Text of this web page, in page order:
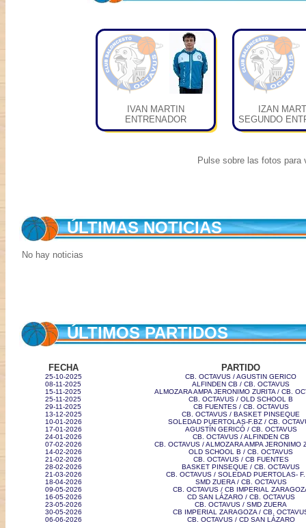
IVAN MARTIN
ENTRENADOR
IZAN
SEGUNDO
Pulse sobre las fotos para
ÚLTIMAS NOTICIAS
No hay noticias
ÚLTIMOS PARTIDOS
FECHA PARTIDO
25-10-2025
CB. OCTAVUS / AGUSTIN GERICO
08-11-2025
ALFINDEN CB / CB. OCTAVUS
15-11-2025
ALMOZARA AMPA JERONIMO ZURITA / CB.
25-11-2025
CB. OCTAVUS / OLD SCHOOL B
29-11-2025
CB FUENTES / CB. OCTAVUS
13-12-2025
CB. OCTAVUS / BASKET PINSEQUE
10-01-2026
SOLEDAD PUERTOLAS-F.BZ / CB.
17-01-2026
AGUSTÍN GERICÓ / CB. OCTAVUS
24-01-2026
CB. OCTAVUS / ALFINDEN CB
07-02-2026
CB. OCTAVUS / ALMOZARA AMPA JERONIMO
14-02-2026
OLD SCHOOL B / CB. OCTAVUS
21-02-2026
CB. OCTAVUS / CB FUENTES
28-02-2026
BASKET PINSEQUE / CB. OCTAVUS
21-03-2026
CB. OCTAVUS / SOLEDAD PUERTOLAS-
18-04-2026
SMD ZUERA / CB. OCTAVUS
09-05-2026
CB. OCTAVUS / CB IMPERIAL
16-05-2026
CD SAN LÁZARO / CB. OCTAVUS
23-05-2026
CB. OCTAVUS / SMD ZUERA
30-05-2026
CB IMPERIAL ZARAGOZA / CB.
06-06-2026
CB. OCTAVUS / CD SAN LÁZARO